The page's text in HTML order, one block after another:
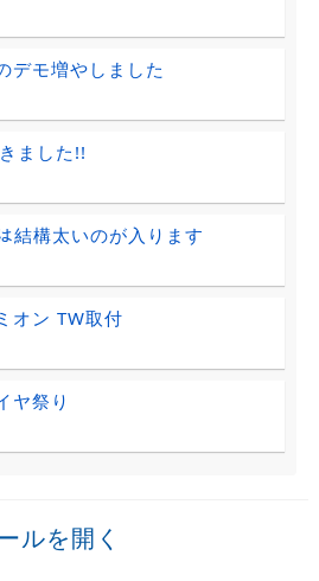
デモ増やしました
ました!!
結構太いのが入ります
オン TW取付
ヤ祭り
ルを開く